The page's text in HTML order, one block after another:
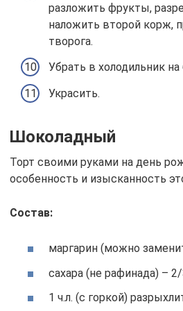
разложить фрукты,
наложить второй корж,
творога.
Убрать в холодильник на
Украсить.
Шоколадный
Торт своими руками на день
особенность и изысканность
Состав:
маргарин (можно
сахара (не рафинада) –
1 ч.л. (с горкой)